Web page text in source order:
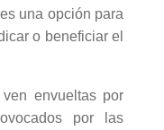
es una opción para
o beneficiar el
envueltas por
por las